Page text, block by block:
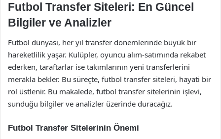
Futbol Transfer Siteleri: En Güncel
Bilgiler ve Analizler
Futbol dünyası, her yıl transfer dönemlerinde büyük bir
hareketlilik yaşar. Kulüpler, oyuncu alım-satımında rekabet
ederken, taraftarlar ise takımlarının yeni transferlerini
merakla bekler. Bu süreçte, futbol transfer siteleri, hayati bir
rol üstlenir. Bu makalede, futbol transfer sitelerinin işlevi,
sunduğu bilgiler ve analizler üzerinde duracağız.
Futbol Transfer Sitelerinin Önemi